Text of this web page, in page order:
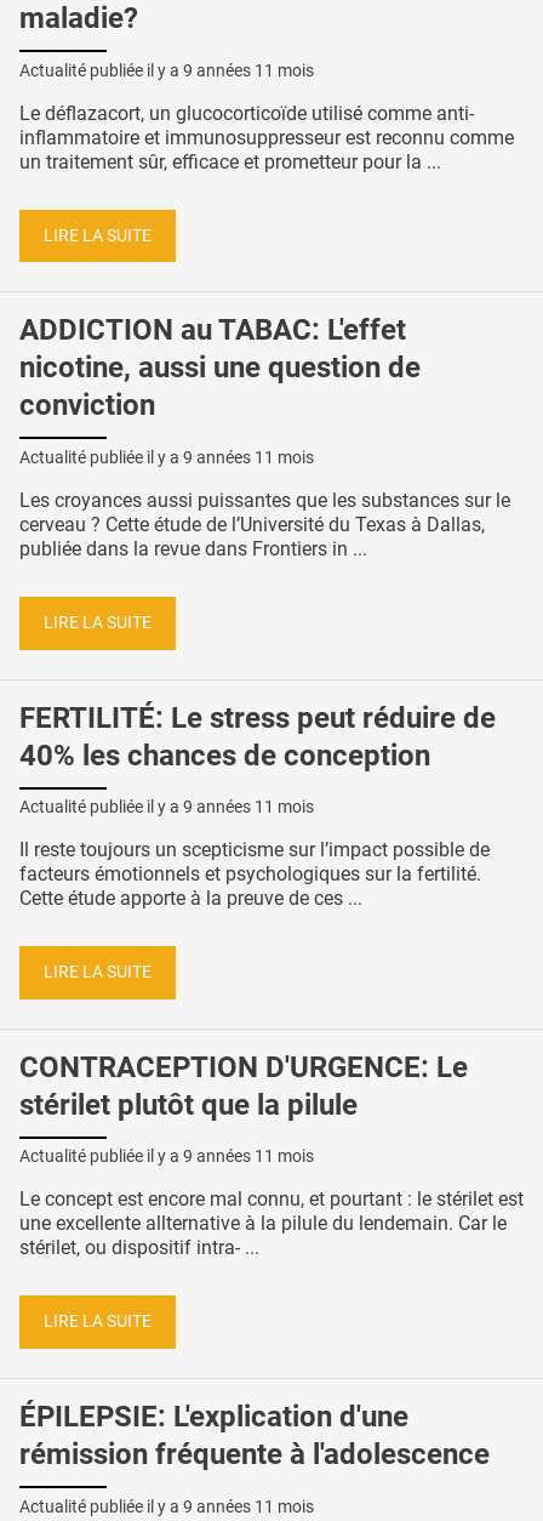
maladie?
Actualité publiée il y a 9 années 11 mois
Le déflazacort, un glucocorticoïde utilisé comme anti-
inflammatoire et immunosuppresseur est reconnu comme
un traitement sûr, efficace et prometteur pour la ...
LIRE LA SUITE
ADDICTION au TABAC: L'effet
nicotine, aussi une question de
conviction
Actualité publiée il y a 9 années 11 mois
Les croyances aussi puissantes que les substances sur le
cerveau ? Cette étude de l’Université du Texas à Dallas,
publiée dans la revue dans Frontiers in ...
LIRE LA SUITE
FERTILITÉ: Le stress peut réduire de
40% les chances de conception
Actualité publiée il y a 9 années 11 mois
Il reste toujours un scepticisme sur l’impact possible de
facteurs émotionnels et psychologiques sur la fertilité.
Cette étude apporte à la preuve de ces ...
LIRE LA SUITE
CONTRACEPTION D'URGENCE: Le
stérilet plutôt que la pilule
Actualité publiée il y a 9 années 11 mois
Le concept est encore mal connu, et pourtant : le stérilet est
une excellente allternative à la pilule du lendemain. Car le
stérilet, ou dispositif intra- ...
LIRE LA SUITE
ÉPILEPSIE: L'explication d'une
rémission fréquente à l'adolescence
Actualité publiée il y a 9 années 11 mois